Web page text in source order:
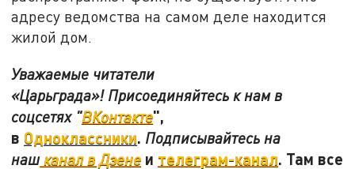
адресу ведомства на самом деле находится
жилой дом.
Уважаемые читатели
«Царьграда»! Присоединяйтесь к нам в
соцсетях "ВКонтакте",
в Одноклассники. Подписывайтесь на
наш канал в Дзене и телеграм-канал. Там все